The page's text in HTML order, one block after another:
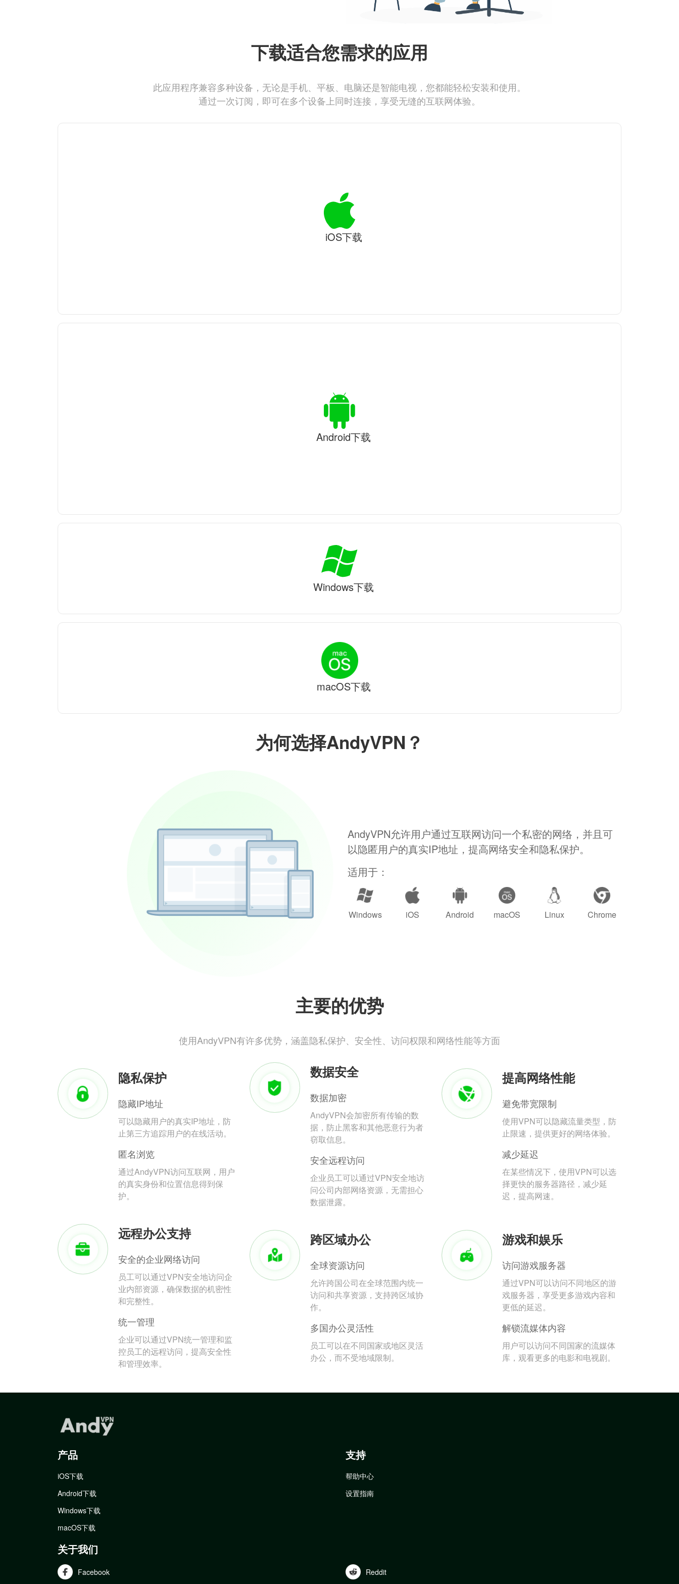
为何选择AndyVPN？
AndyVPN允许用户通过互联网访问一个私密的网络，并且可
以隐匿用户的真实IP地址，提高网络安全和隐私保护。
适用于：
Windows iOS Android macOS Linux Chrome
主要的优势
使用AndyVPN有许多优势，涵盖隐私保护、安全性、访问权限和网络性能等方面
隐私保护
隐藏IP地址
可以隐藏用户的真实IP地址，防
止第三方追踪用户的在线活动。
匿名浏览
通过AndyVPN访问互联网，用户
的真实身份和位置信息得到保
护。
数据安全
数据加密
AndyVPN会加密所有传输的数
据，防止黑客和其他恶意行为者
窃取信息。
安全远程访问
企业员工可以通过VPN安全地访
问公司内部网络资源，无需担心
数据泄露。
提高网络性能
避免带宽限制
使用VPN可以隐藏流量类型，防
止限速，提供更好的网络体验。
减少延迟
在某些情况下，使用VPN可以选
择更快的服务器路径，减少延
迟，提高网速。
远程办公支持
安全的企业网络访问
员工可以通过VPN安全地访问企
业内部资源，确保数据的机密性
和完整性。
统一管理
企业可以通过VPN统一管理和监
控员工的远程访问，提高安全性
和管理效率。
跨区域办公
全球资源访问
允许跨国公司在全球范围内统一
访问和共享资源，支持跨区域协
作。
多国办公灵活性
员工可以在不同国家或地区灵活
办公，而不受地域限制。
游戏和娱乐
访问游戏服务器
通过VPN可以访问不同地区的游
戏服务器，享受更多游戏内容和
更低的延迟。
解锁流媒体内容
用户可以访问不同国家的流媒体
库，观看更多的电影和电视剧。
下载适合您需求的应用
此应用程序兼容多种设备，无论是手机、平板、电脑还是智能电视，您都能轻松安装和使用。
通过一次订阅，即可在多个设备上同时连接，享受无缝的互联网体验。
iOS下载
Android下载
Windows下载
macOS下载
产品
iOS下载
Android下载
Windows下载
macOS下载
支持
帮助中心
设置指南
关于我们
Facebook Reddit